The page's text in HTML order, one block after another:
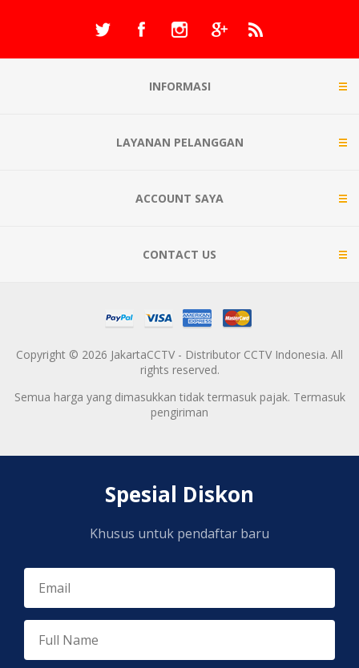
INFORMASI
LAYANAN PELANGGAN
ACCOUNT SAYA
CONTACT US
Copyright © 2026 JakartaCCTV - Distributor CCTV Indonesia. All
rights reserved.
Semua harga yang dimasukkan tidak termasuk pajak. Termasuk
pengiriman
Spesial Diskon
Khusus untuk pendaftar baru